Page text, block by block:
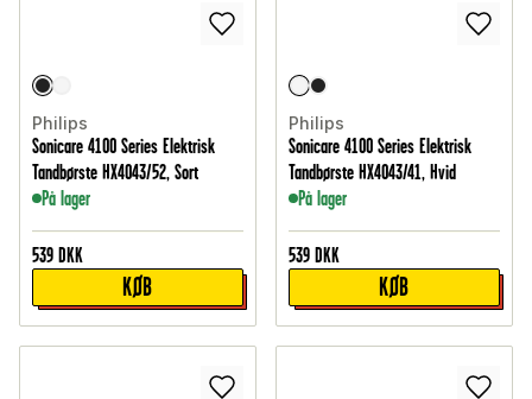
Philips
Sonicare 4100 Series Elektrisk
Tandbørste HX4043/52, Sort
På lager
539 DKK
KØB
Philips
Sonicare 4100 Series Elektrisk
Tandbørste HX4043/41, Hvid
På lager
539 DKK
KØB